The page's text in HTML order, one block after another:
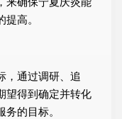
来确保宁夏庆炎能
高。
，通过调研、追
望得到确定并转化
的目标。